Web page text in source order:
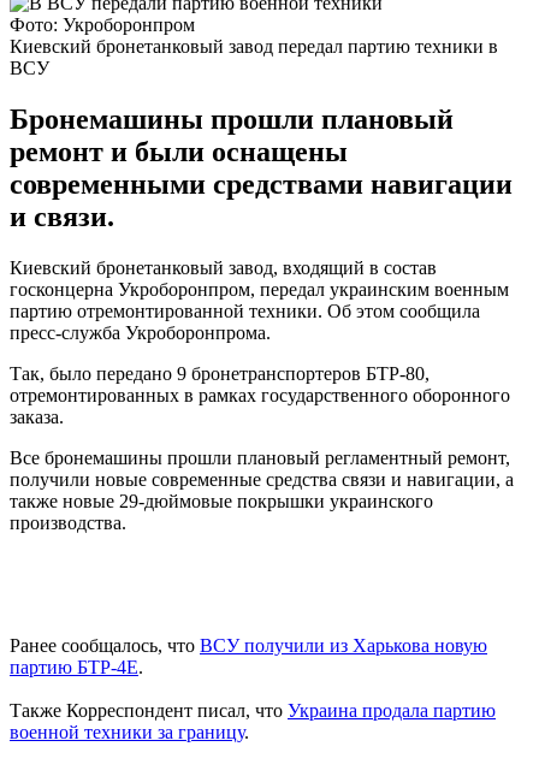
Фото: Укроборонпром
Киевский бронетанковый завод передал партию техники в
ВСУ
Бронемашины прошли плановый
ремонт и были оснащены
современными средствами навигации
и связи.
Киевский бронетанковый завод, входящий в состав
госконцерна Укроборонпром, передал украинским военным
партию отремонтированной техники. Об этом сообщила
пресс-служба Укроборонпрома.
Так, было передано 9 бронетранспортеров БТР-80,
отремонтированных в рамках государственного оборонного
заказа.
Все бронемашины прошли плановый регламентный ремонт,
получили новые современные средства связи и навигации, а
также новые 29-дюймовые покрышки украинского
производства.
Ранее сообщалось, что ВСУ получили из Харькова новую
партию БТР-4Е.
Также Корреспондент писал, что Украина продала партию
военной техники за границу.